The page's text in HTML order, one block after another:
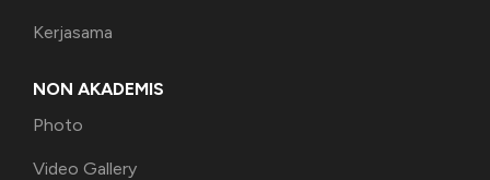
Kerjasama
NON AKADEMIS
Photo
Video Gallery